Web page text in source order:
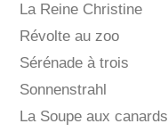
La Reine Christine
Révolte au zoo
Sérénade à trois
Sonnenstrahl
La Soupe aux canards